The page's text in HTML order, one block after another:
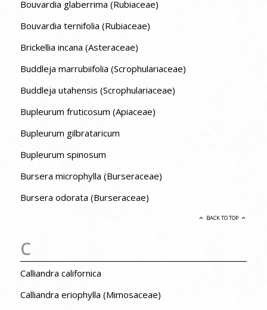
Bouvardia glaberrima (Rubiaceae)
Bouvardia ternifolia (Rubiaceae)
Brickellia incana (Asteraceae)
Buddleja marrubiifolia (Scrophulariaceae)
Buddleja utahensis (Scrophulariaceae)
Bupleurum fruticosum (Apiaceae)
Bupleurum gilbrataricum
Bupleurum spinosum
Bursera microphylla (Burseraceae)
Bursera odorata (Burseraceae)
BACK TO TOP
C
Calliandra californica
Calliandra eriophylla (Mimosaceae)